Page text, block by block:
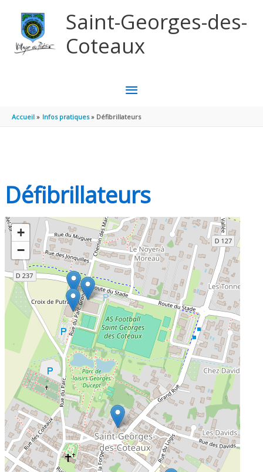
Saint-Georges-des-
Coteaux
MENU
PRINCIPAL
Accueil Infos pratiques Défibrillateurs
Défibrillateurs
+
−